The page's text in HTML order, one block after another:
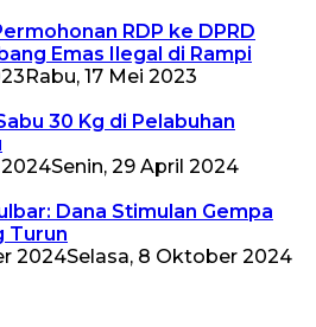
RDP ke DPRD
Emas Ilegal di Rampi
Rabu, 17 Mei 2023
30 Kg di Pelabuhan
Senin, 29 April 2024
Dana Stimulan Gempa
Turun
2024Selasa, 8 Oktober 2024